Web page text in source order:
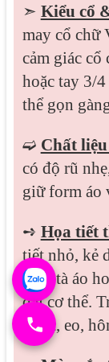
➣ Kiểu cổ
may cổ chữ
cảm giác cổ
hoặc tay 3/
thể gọn
➫ Chất
có độ rũ
giữ form áo
➺ Họa tiết
tiết nhỏ, kẻ
theo tà áo
dài cơ thể.
ngực, eo,